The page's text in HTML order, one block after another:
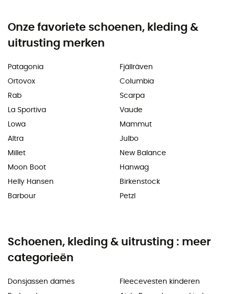
Onze favoriete schoenen, kleding &
uitrusting merken
Patagonia
Ortovox
Rab
La Sportiva
Lowa
Altra
Millet
Moon Boot
Helly Hansen
Barbour
Fjällräven
Columbia
Scarpa
Vaude
Mammut
Julbo
New Balance
Hanwag
Birkenstock
Petzl
Schoenen, kleding & uitrusting : meer
categorieën
Donsjassen dames
Fleecevesten kinderen